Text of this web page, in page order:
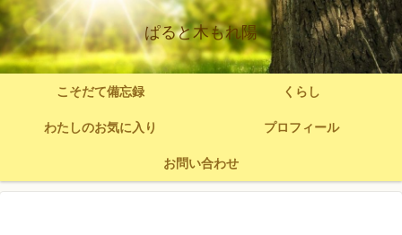
ぱると木もれ陽
こそだて備忘録 くらし
わたしのお気に入り プロフィール
お問い合わせ